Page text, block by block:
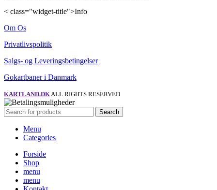
< class="widget-title">Info
Om Os
Privatlivspolitik
Salgs- og Leveringsbetingelser
Gokartbaner i Danmark
KARTLAND.DKALL RIGHTS RESERVED
Search
Menu
Categories
Forside
Shop
menu
menu